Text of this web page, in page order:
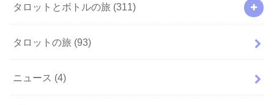
タロットとボトルの旅 (311)
タロットの旅 (93)
ニュース (4)